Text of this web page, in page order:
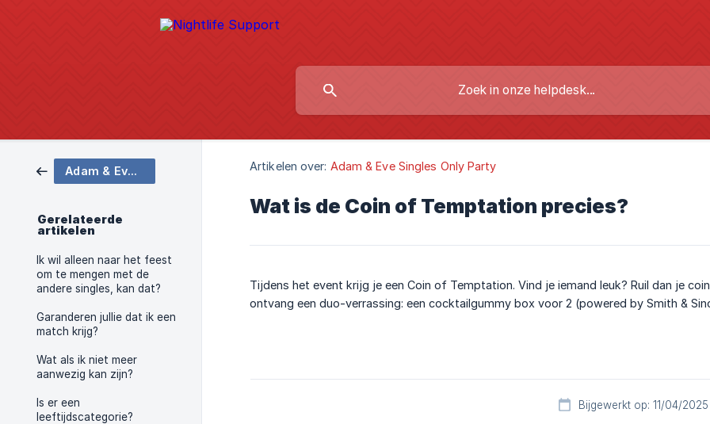
Adam & Eve Singles Only Party
Gerelateerde
artikelen
Ik wil alleen naar het feest
om te mengen met de
andere singles, kan dat?
Garanderen jullie dat ik een
match krijg?
Wat als ik niet meer
aanwezig kan zijn?
Is er een
leeftijdscategorie?
Artikelen over: Adam & Eve Singles Only Party
Wat is de Coin of Temptation precies?
Tijdens het event krijg je een Coin of Temptation. Vind je iemand leuk? Ruil dan je
ontvang een duo-verrassing: een cocktailgummy box voor 2 (powered by Smith &
Bijgewerkt op: 11/04/2025